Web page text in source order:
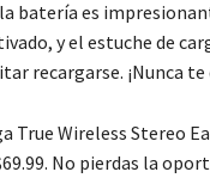
batería es
y el estuche de
recargarse. ¡Nunca
True Wireless Stereo
No pierdas la